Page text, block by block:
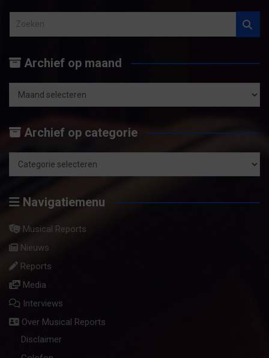
k
Archief op maand
Archief
maandArchief op categorie
Archief
categorie
Navigatiemenu
Musical Reports
Nieuws
Reports
Media
Interviews
Over Musical Reports
Disclaimer